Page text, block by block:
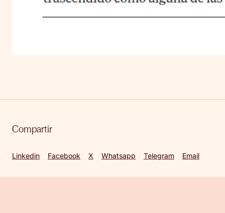
Compartir
Linkedin Facebook X Whatsapp Telegram Email